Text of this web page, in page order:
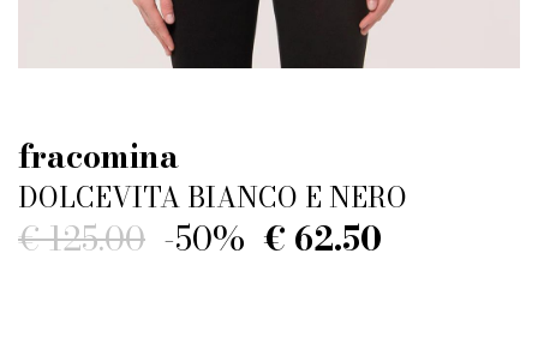
fracomina
DOLCEVITA BIANCO E NERO
€ 125.00 -50% € 62.50